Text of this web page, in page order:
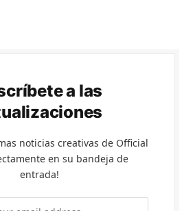
a las
noticias creativas de Official
en su bandeja de
entrada!